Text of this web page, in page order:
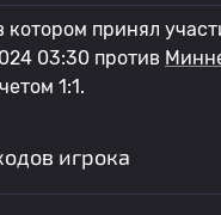
принял
03:30 против
1:1.
игрока